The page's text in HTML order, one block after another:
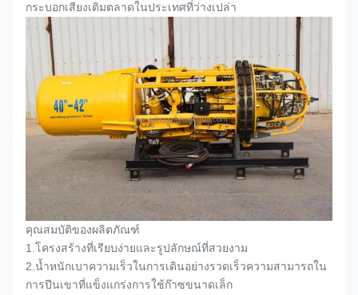
กระบอกเสียงเติมตลาดในประเทศที่ว่างเปล่า
คุณสมบัติของผลิตภัณฑ์
1. โครงสร้างที่เรียบง่ายและรูปลักษณ์ที่สวยงาม
2. น้ำหนักเบาความเร็วในการเดินอย่างรวดเร็วความสามารถใน
การปีนเขาที่แข็งแกร่งการใช้ก๊าซขนาดเล็ก